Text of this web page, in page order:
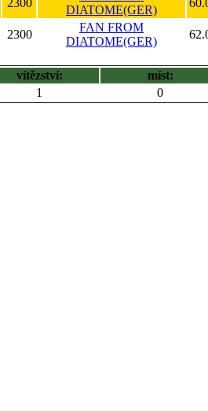
2300
DIATOME(GER)
2300
FAN FROM
DIATOME(GER)
vítězství:
míst:
1 0